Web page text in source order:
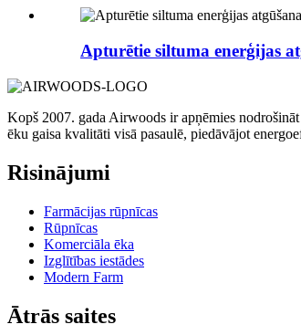
Apturētie siltuma enerģijas
Kopš 2007. gada Airwoods ir apņēmies
ēku gaisa kvalitāti visā pasaulē, piedāvājot
Risinājumi
Farmācijas rūpnīcas
Rūpnīcas
Komerciāla ēka
Izglītības iestādes
Modern Farm
Ātrās saites